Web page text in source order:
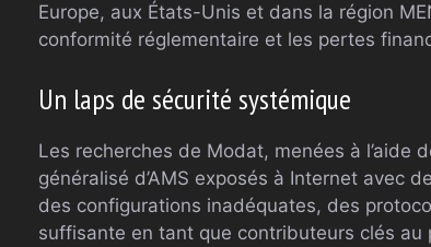
Europe, aux États-Unis et dans la région
conformité réglementaire et les pertes
Un laps de sécurité systémique
Les recherches de Modat, menées à
généralisé d’AMS exposés à Internet avec
des configurations inadéquates, des
suffisante en tant que contributeurs clés au